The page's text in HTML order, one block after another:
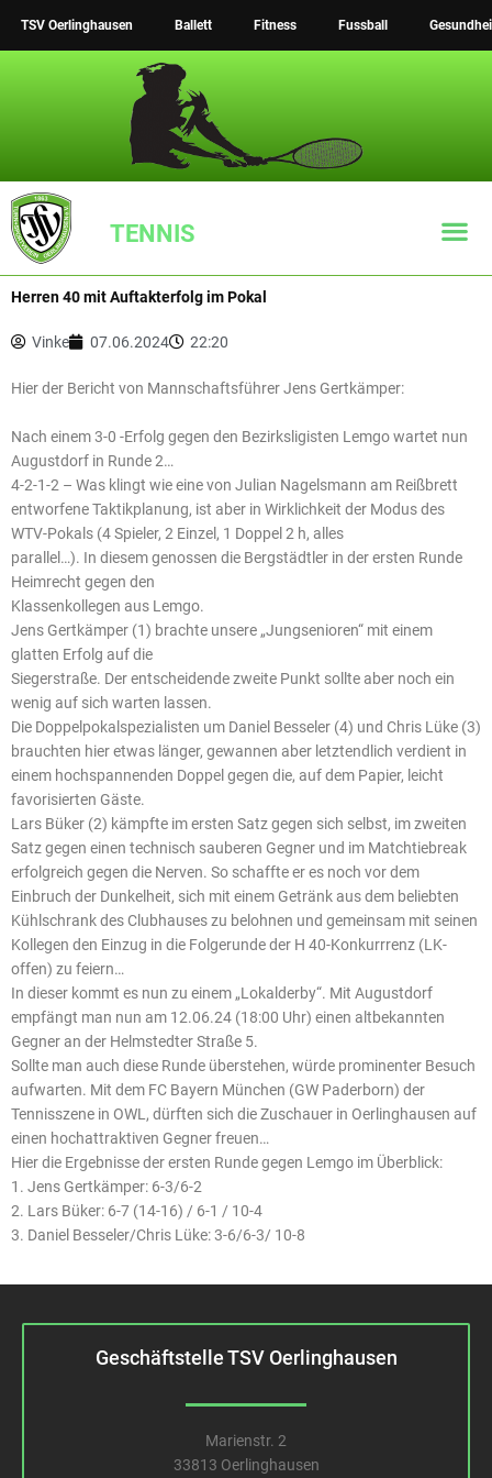
Inhalt
TSV Oerlinghausen Ballett Fitness Fussball
TENNIS
Herren 40 mit Auftakterfolg im Pokal
Vinke 07.06.2024 22:20
Hier der Bericht von Mannschaftsführer Jens Gertkämper:
Nach einem 3-0 -Erfolg gegen den Bezirksligisten Lemgo wartet nun
Augustdorf in Runde 2…
4-2-1-2 – Was klingt wie eine von Julian Nagelsmann am Reißbrett
entworfene Taktikplanung, ist aber in Wirklichkeit der Modus des
WTV-Pokals (4 Spieler, 2 Einzel, 1 Doppel 2 h, alles
parallel…). In diesem genossen die Bergstädtler in der ersten Runde
Heimrecht gegen den
Klassenkollegen aus Lemgo.
Jens Gertkämper (1) brachte unsere „Jungsenioren“ mit einem
glatten Erfolg auf die
Siegerstraße. Der entscheidende zweite Punkt sollte aber noch ein
wenig auf sich warten lassen.
Die Doppelpokalspezialisten um Daniel Besseler (4) und Chris Lüke (3)
brauchten hier etwas länger, gewannen aber letztendlich verdient in
einem hochspannenden Doppel gegen die, auf dem Papier, leicht
favorisierten Gäste.
Lars Büker (2) kämpfte im ersten Satz gegen sich selbst, im zweiten
Satz gegen einen technisch sauberen Gegner und im Matchtiebreak
erfolgreich gegen die Nerven. So schaffte er es noch vor dem
Einbruch der Dunkelheit, sich mit einem Getränk aus dem beliebten
Kühlschrank des Clubhauses zu belohnen und gemeinsam mit seinen
Kollegen den Einzug in die Folgerunde der H 40-Konkurrrenz (LK-
offen) zu feiern…
In dieser kommt es nun zu einem „Lokalderby“. Mit Augustdorf
empfängt man nun am 12.06.24 (18:00 Uhr) einen altbekannten
Gegner an der Helmstedter Straße 5.
Sollte man auch diese Runde überstehen, würde prominenter Besuch
aufwarten. Mit dem FC Bayern München (GW Paderborn) der
Tennisszene in OWL, dürften sich die Zuschauer in Oerlinghausen auf
einen hochattraktiven Gegner freuen…
Hier die Ergebnisse der ersten Runde gegen Lemgo im Überblick:
1. Jens Gertkämper: 6-3/6-2
2. Lars Büker: 6-7 (14-16) / 6-1 / 10-4
3. Daniel Besseler/Chris Lüke: 3-6/6-3/ 10-8
Geschäftstelle TSV Oerlinghausen
Marienstr. 2
33813 Oerlinghausen